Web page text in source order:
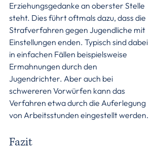
Erziehungsgedanke an oberster Stelle
steht. Dies führt oftmals dazu, dass die
Strafverfahren gegen Jugendliche mit
Einstellungen enden. Typisch sind dabei
in einfachen Fällen beispielsweise
Ermahnungen durch den
Jugendrichter. Aber auch bei
schwereren Vorwürfen kann das
Verfahren etwa durch die Auferlegung
von Arbeitsstunden eingestellt werden.
Fazit